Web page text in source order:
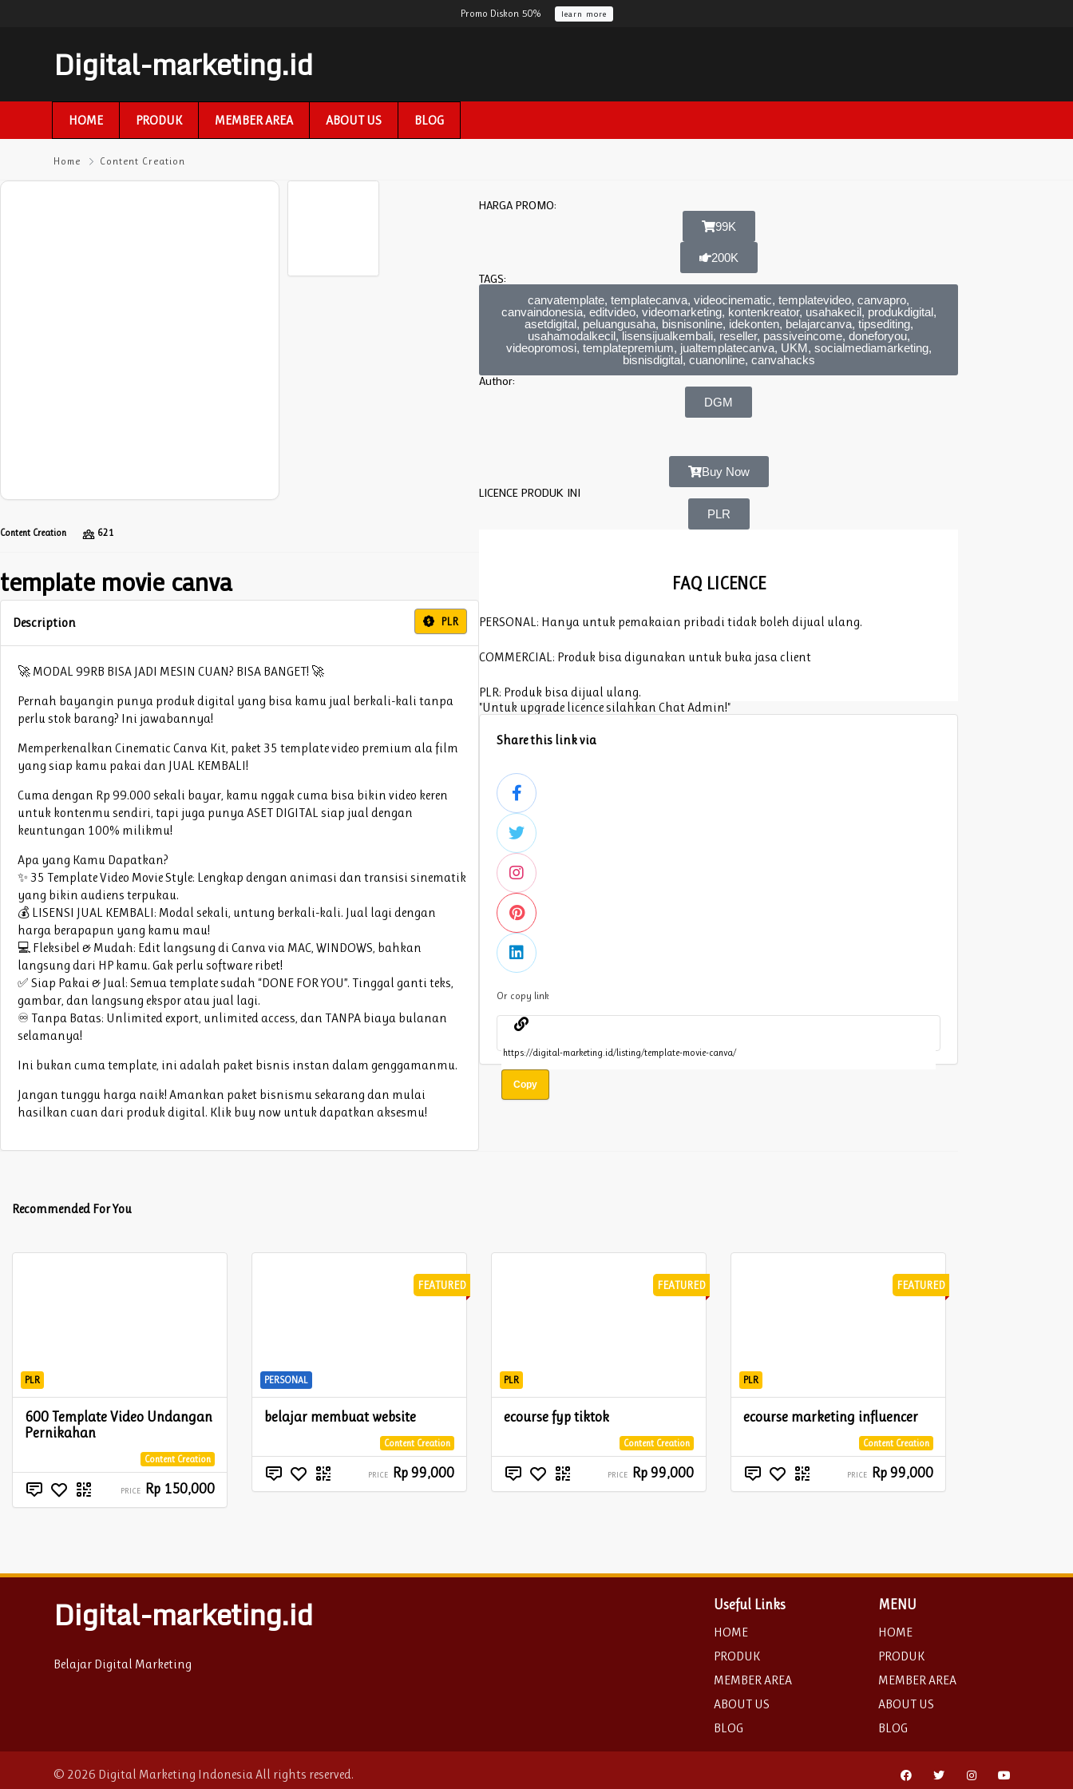
Promo Diskon 50% learn more
Digital-marketing.id
HOME PRODUK MEMBER AREA ABOUT US BLOG
Home Content Creation
Content Creation 621
template movie canva
Description PLR
🚀 MODAL 99RB BISA JADI MESIN CUAN? BISA BANGET! 🚀
Pernah bayangin punya produk digital yang bisa kamu jual berkali-kali tanpa
perlu stok barang? Ini jawabannya!
Memperkenalkan Cinematic Canva Kit, paket 35 template video premium ala film
yang siap kamu pakai dan JUAL KEMBALI!
Cuma dengan Rp 99.000 sekali bayar, kamu nggak cuma bisa bikin video keren
untuk kontenmu sendiri, tapi juga punya ASET DIGITAL siap jual dengan
keuntungan 100% milikmu!
Apa yang Kamu Dapatkan?
✨ 35 Template Video Movie Style: Lengkap dengan animasi dan transisi sinematik
yang bikin audiens terpukau.
💰 LISENSI JUAL KEMBALI: Modal sekali, untung berkali-kali. Jual lagi dengan
harga berapapun yang kamu mau!
💻 Fleksibel & Mudah: Edit langsung di Canva via MAC, WINDOWS, bahkan
langsung dari HP kamu. Gak perlu software ribet!
✅ Siap Pakai & Jual: Semua template sudah “DONE FOR YOU”. Tinggal ganti teks,
gambar, dan langsung ekspor atau jual lagi.
♾️ Tanpa Batas: Unlimited export, unlimited access, dan TANPA biaya bulanan
selamanya!
Ini bukan cuma template, ini adalah paket bisnis instan dalam genggamanmu.
Jangan tunggu harga naik! Amankan paket bisnismu sekarang dan mulai
hasilkan cuan dari produk digital. Klik buy now untuk dapatkan aksesmu!
HARGA PROMO:
99K
200K
TAGS:
canvatemplate, templatecanva, videocinematic, templatevideo, canvapro,
canvaindonesia, editvideo, videomarketing, kontenkreator, usahakecil, produkdigital,
asetdigital, peluangusaha, bisnisonline, idekonten, belajarcanva, tipsediting,
usahamodalkecil, lisensijualkembali, reseller, passiveincome, doneforyou,
videopromosi, templatepremium, jualtemplatecanva, UKM, socialmediamarketing,
bisnisdigital, cuanonline, canvahacks
Author:
DGM
Buy Now
LICENCE PRODUK INI
PLR
FAQ LICENCE
PERSONAL: Hanya untuk pemakaian pribadi tidak boleh dijual ulang.
COMMERCIAL: Produk bisa digunakan untuk buka jasa client
PLR: Produk bisa dijual ulang.
"Untuk upgrade licence silahkan Chat Admin!"
Share this link via
Or copy link
Copy
Recommended For You
PLR
600 Template Video Undangan
Pernikahan
Content Creation
PRICE Rp 150,000
FEATURED
PERSONAL
belajar membuat website
Content Creation
PRICE Rp 99,000
FEATURED
PLR
ecourse fyp tiktok
Content Creation
PRICE Rp 99,000
FEATURED
PLR
ecourse marketing influencer
Content Creation
PRICE Rp 99,000
Digital-marketing.id
Belajar Digital Marketing
Useful Links
HOME
PRODUK
MEMBER AREA
ABOUT US
BLOG
MENU
HOME
PRODUK
MEMBER AREA
ABOUT US
BLOG
© 2026 Digital Marketing Indonesia All rights reserved.